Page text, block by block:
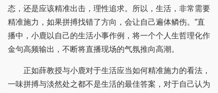
态，还是应该精准出击，理性追求。所以，生活，非常需要
精准施力，如果拼搏找错了方向，会让自己遍体鳞伤。”直
播中，小鹿以自己的生活小事作例，将一个个人生哲理化作
金句高频输出，不断将直播现场的气氛推向高潮。
正如薛教授与小鹿对于生活应当如何精准施力的看法，
一味拼搏与淡然处之都不是生活的最佳答案，对于自己认为